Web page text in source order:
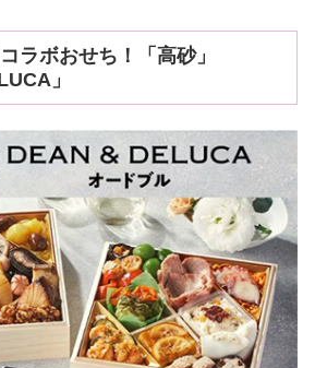
ラボおせち！「高砂」
」